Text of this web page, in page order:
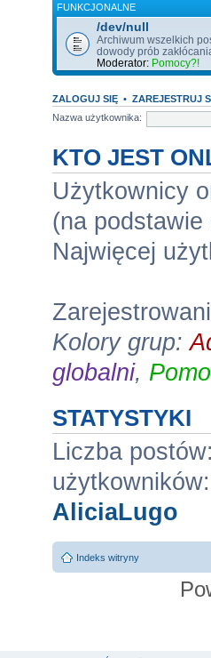
FUNKCJONALNE
/dev/null
Archiwum wszelkich
dowody prób
Moderator: Pomocy?!
ZALOGUJ SIĘ• ZAREJESTRUJ
Nazwa użytkownika:
KTO JEST
Użytkownicy
(na
Najwięcej
Kolory grup:
globalni,
STATYSTYKI
Liczba postów:
użytkowników:
AliciaLugo
Indeks witryny